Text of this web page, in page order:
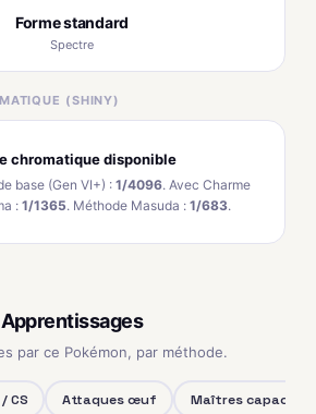
Forme standard
Spectre
(SHINY)
chromatique disponible
base (Gen VI+) : 1/4096. Avec Charme
: 1/1365. Méthode Masuda : 1/683.
par ce Pokémon, par méthode.
CS Attaques œuf Maîtres capacités